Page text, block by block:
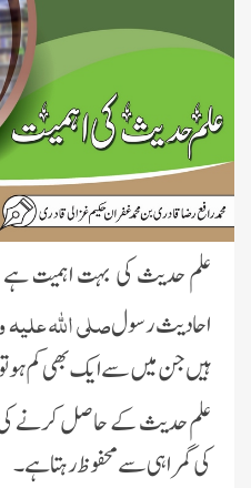
علم حدیث کی بہت اہمیت ہے
احادیث رسولصلی اللہ
ہیں جن میں سے ایک بھی کم ہو
علم حدیث کے حاصل کرنے
کی گمراہی سے محفوظ رہتا ہے ۔